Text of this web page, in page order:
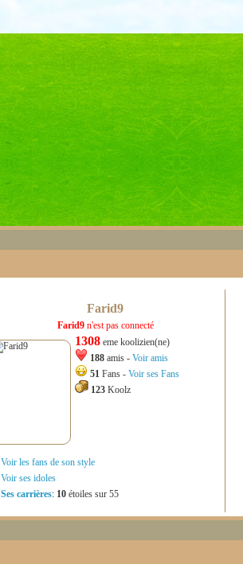
Farid9
Farid9n'est pas connecté
1308 eme koolizien(ne)
188 amis - Voir amis
51 Fans - Voir ses Fans
123 Koolz
Voir les fans de son style
Voir ses idoles
Ses carrières: 10 étoiles sur 55